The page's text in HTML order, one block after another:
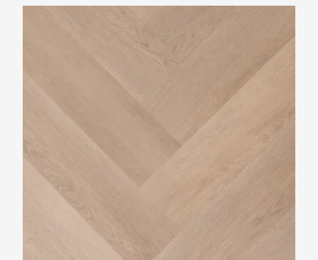
Rivièra Maison Visgraat Long Island
Collection Herringbone Hempstead Grey